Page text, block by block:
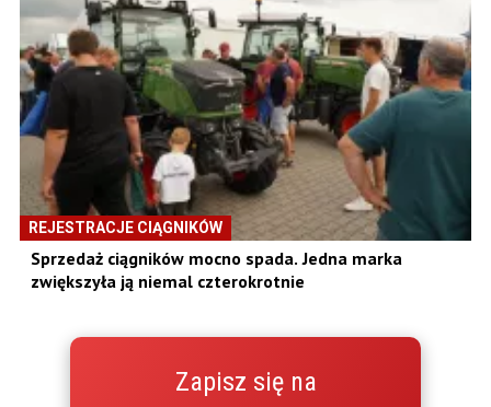
REJESTRACJE CIĄGNIKÓW
Sprzedaż ciągników mocno spada. Jedna marka
zwiększyła ją niemal czterokrotnie
Zapisz się na